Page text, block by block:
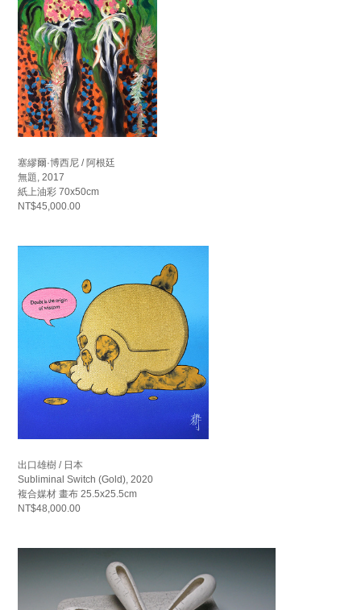
塞繆爾·博西尼 / 阿根廷
無題, 2017
紙上油彩 70x50cm
NT$45,000.00
出口雄樹 / 日本
Subliminal Switch (Gold), 2020
複合媒材 畫布 25.5x25.5cm
NT$48,000.00